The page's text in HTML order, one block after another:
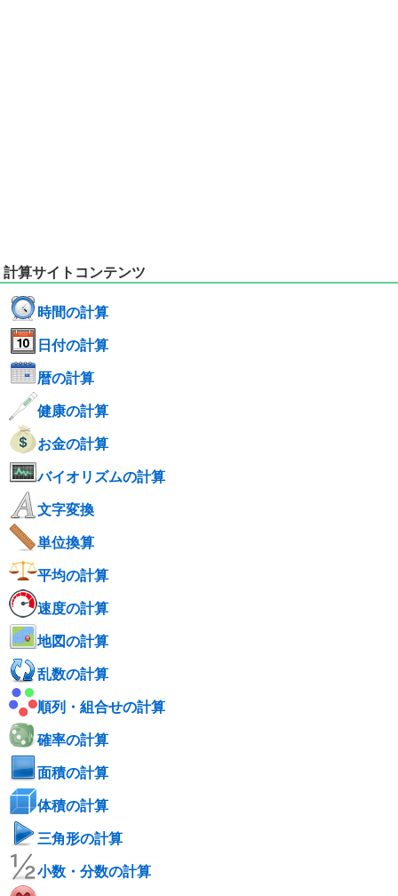
計算サイトコンテンツ
時間の計算
日付の計算
暦の計算
健康の計算
お金の計算
バイオリズムの計算
文字変換
単位換算
平均の計算
速度の計算
地図の計算
乱数の計算
順列・組合せの計算
確率の計算
面積の計算
体積の計算
三角形の計算
小数・分数の計算